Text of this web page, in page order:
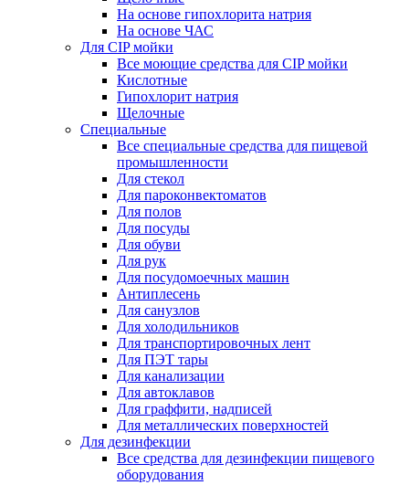
На основе гипохлорита натрия
На основе ЧАС
Для CIP мойки
Все моющие средства для CIP мойки
Кислотные
Гипохлорит натрия
Щелочные
Специальные
Все специальные средства для пищевой
промышленности
Для стекол
Для пароконвектоматов
Для полов
Для посуды
Для обуви
Для рук
Для посудомоечных машин
Антиплесень
Для санузлов
Для холодильников
Для транспортировочных лент
Для ПЭТ тары
Для канализации
Для автоклавов
Для граффити, надписей
Для металлических поверхностей
Для дезинфекции
Все средства для дезинфекции пищевого
оборудования